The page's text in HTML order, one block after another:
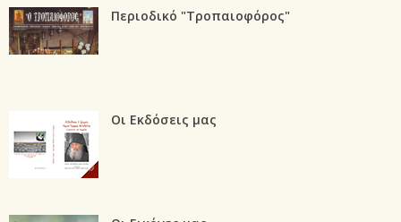
Περιοδικό "Τροπαιοφόρος"
Οι Εκδόσεις μας